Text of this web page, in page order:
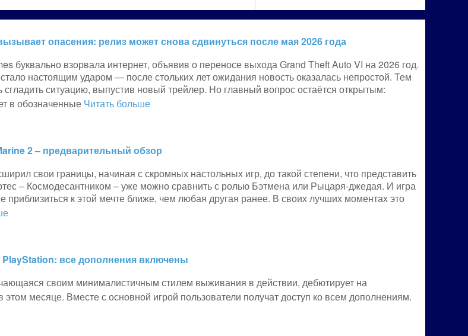
опасения: релиз может снова сдвинуться после мая 2026 года
буквально взорвала интернет, объявив о переносе выхода Grand Theft Auto VI на 2026 год.
настоящим ударом — после стольких лет ожидания новость оказалась непростой. Тем
ситуацию, выпустив новый трейлер. Но главный вопрос остаётся открытым:
в обозначенные Читать больше
2 – предварительный обзор
свои границы, начиная с скромных настольных игр, до такой степени, что представить
– Космодесантником – уже можно сравнить с ролью Бэтмена или Рыцаря-джедая. И игра
приблизиться к этой мечте ближе, чем любая другая ранее. В своих лучших моментах это
все дополнения включены
своим минималистичным стилем выживания в действии, дебютирует на
месяце. Вместе с основной игрой пользователи получат доступ ко всем дополнениям.